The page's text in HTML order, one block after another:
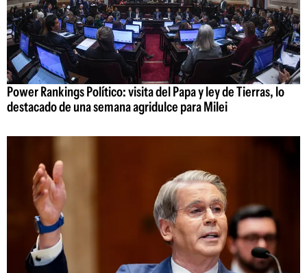
Power Rankings Político: visita del Papa y ley de Tierras, lo
destacado de una semana agridulce para Milei